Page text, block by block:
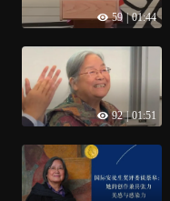
59 | 01:44
92 | 01:51